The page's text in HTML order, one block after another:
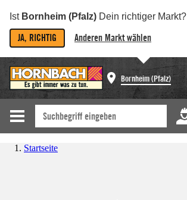
Ist Bornheim (Pfalz) Dein richtiger Markt?
JA, RICHTIG Anderen Markt wählen
Bornheim (Pfalz)
Startseite